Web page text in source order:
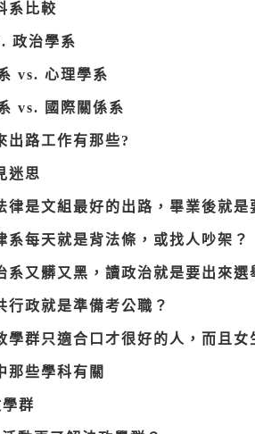
系比較
政治學系
vs. 心理學系
vs. 國際關係系
出路工作有那些?
迷思
律是文組最好的出路，畢業後就是
系每天就是背法條，或找人吵架？
系又髒又黑，讀政治就是要出來選
行政就是準備考公職？
學群只適合口才很好的人，而且女
那些學科有關
群